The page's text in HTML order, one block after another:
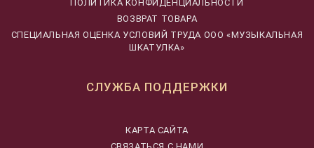
ПОЛИТИКА КОНФИДЕНЦИАЛЬНОСТИ
ВОЗВРАТ ТОВАРА
CПЕЦИАЛЬНАЯ ОЦЕНКА УСЛОВИЙ ТРУДА ООО «МУЗЫКАЛЬНАЯ
ШКАТУЛКА»
СЛУЖБА ПОДДЕРЖКИ
КАРТА САЙТА
СВЯЗАТЬСЯ С НАМИ